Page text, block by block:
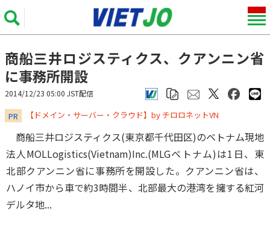
商船三井ロジスティクス、クアンニン省
に事務所開設
2014/12/23 05:00 JST配信
PR ​​​​​​​【ドメイン・サーバー・クラウド】by チロロネットVN
商船三井ロジスティクス(東京都千代田区)のベトナム現地
法人MOLLogistics(Vietnam)Inc.(MLGベトナム)は1日、東
北部クアンニン省に事務所を開設した。クアンニン省は、
ハノイ市から車で約3時間半、北部最大の港湾を擁する紅河
デルタ地...